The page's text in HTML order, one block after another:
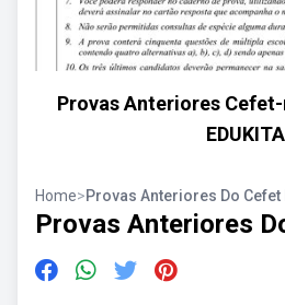
Provas Anteriores
EDUKITA
Home>Provas Anteriores Do Cefet
Provas Anteriores